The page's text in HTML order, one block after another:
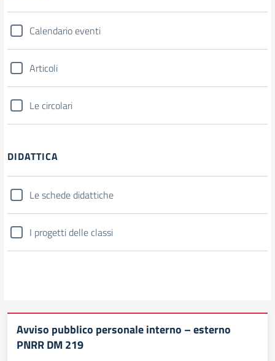
Calendario eventi
Articoli
Le circolari
DIDATTICA
Le schede didattiche
I progetti delle classi
Avviso pubblico personale interno – esterno
PNRR DM 219